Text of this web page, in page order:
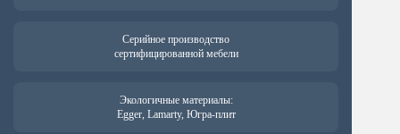
Серийное производство
сертифицированной мебели
Экологичные материалы:
Egger, Lamarty, Югра-плит